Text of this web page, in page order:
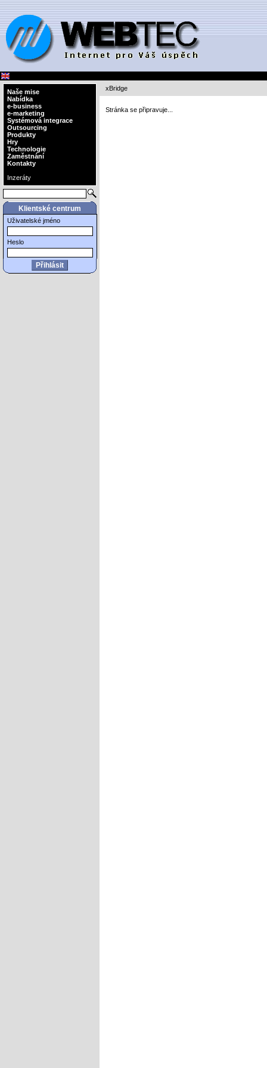
Naše mise
Nabídka
e-business
e-marketing
Systémová integrace
Outsourcing
Produkty
Hry
Technologie
Zaměstnání
Kontakty
Inzeráty
Klientské centrum
Uživatelské jméno
Heslo
xBridge
Stránka se připravuje...